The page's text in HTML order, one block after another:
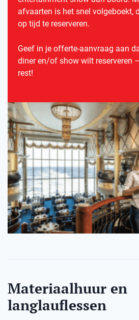
afvaarten is het snel volgeboekt,
op tijd te reserveren.
Geef in je offerte-aanvraag aan
diner en/of show wilt reserveren
rest!
Materiaalhuur en
langlauflessen